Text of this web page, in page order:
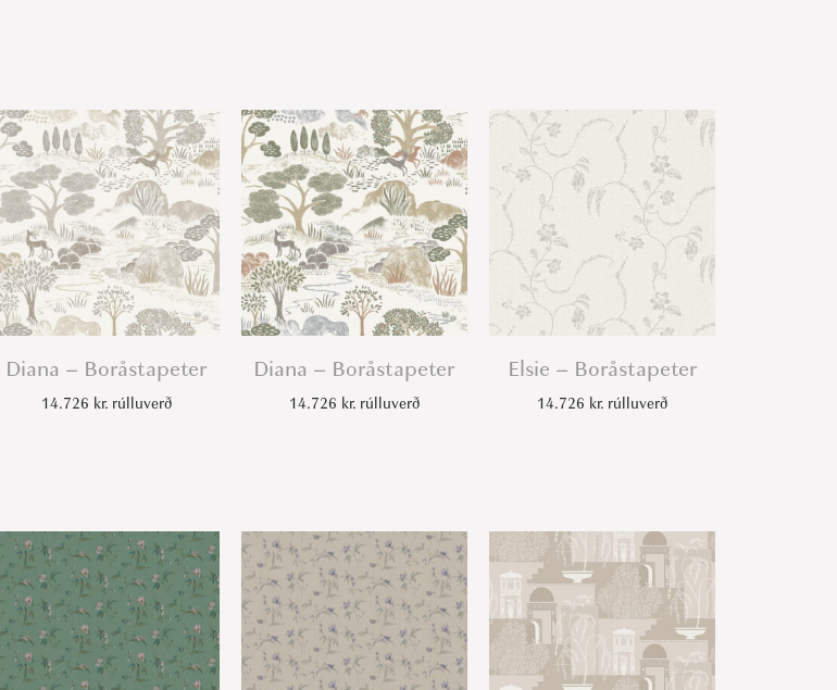
Diana – Boråstapeter
14.726 kr. rúlluverð
Diana – Boråstapeter
14.726 kr. rúlluverð
Elsie – Boråstapeter
14.726 kr. rúlluverð